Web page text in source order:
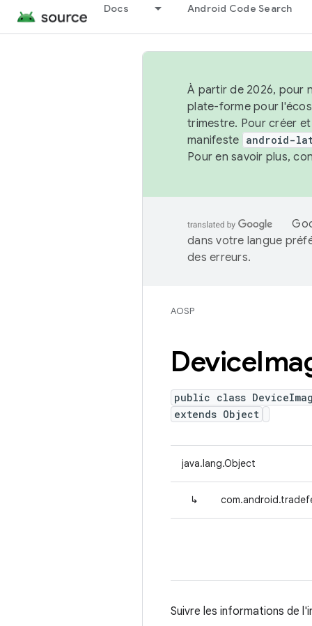
Docs Android Code Search
À partir de 2026, pour
plate-forme pour
trimestre. Pour créer
manifeste android-
Pour en savoir plus,
dans votre langue
des erreurs.
AOSP
Device
public class
extends Object
java.lang.Object
↳
Suivre les informations de